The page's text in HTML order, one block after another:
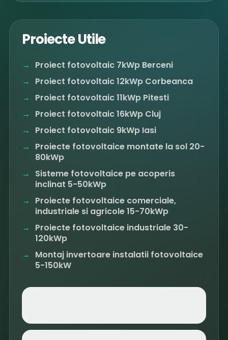
Proiecte Utile
Proiect fotovoltaic 7kWp Berceni
Proiect fotovoltaic 12kWp Corbeanca
Proiect fotovoltaic 11kWp Pitesti
Proiect fotovoltaic 16kWp Cluj
Proiect fotovoltaic 9kWp Iasi
Proiecte fotovoltaice montate la sol 20-
80kWp
Sisteme fotovoltaice pe acoperis
inclinat 5-50kWp
Proiecte fotovoltaice comerciale,
industriale si agricole 15-70kWp
Proiecte fotovoltaice industriale 30-
120kWp
Montaj invertoare instalatii fotovoltaice
5-150kW